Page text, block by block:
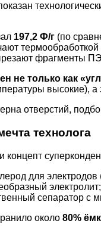
197,2 Ф/г (по
термообработкой
фрагменты
не только как
высокие),
отверстий,
технолога
концепт
для
электролит;
сепаратор с
около 80%